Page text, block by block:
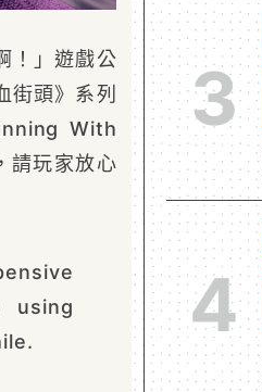
！」遊戲公
街頭》系列
With
請玩家放心
using
3
4